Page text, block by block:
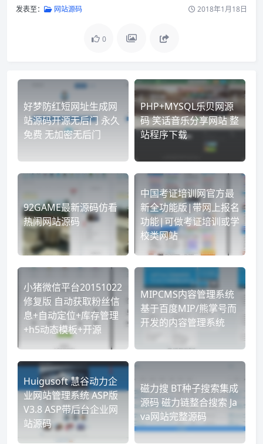
发表至： 网站源码 2018年1月18日
0
好梦防红短网址生成网
站源码开源无后门 永久
免费 无加密无后门
PHP+MYSQL乐贝网源
码 笑话音乐分享网站 整
站程序下载
92GAME最新源码仿看
热闹网站源码
中国考证培训网官方最
新全功能版|带网上报名
功能|可做考证培训或学
校类网站
小猪微信平台20151022
修复版 自动获取粉丝信
息+自动定位+库存管理
+h5动态模板+开源
MIPCMS内容管理系统
基于百度MIP/熊掌号而
开发的内容管理系统
Huigusoft 慧谷动力企
业网站管理系统 ASP版
V3.8 ASP带后台企业网
站源码
磁力搜 BT种子搜索集成
源码 磁力链整合搜索 Ja
va网站完整源码